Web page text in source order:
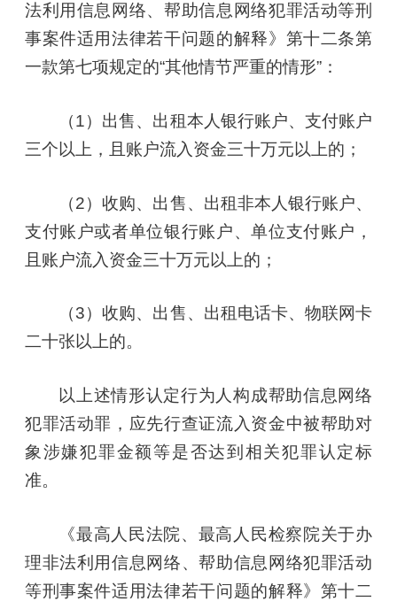
法利用信息网络、帮助信息网络犯罪活动等刑
事案件适用法律若干问题的解释》第十二条第
一款第七项规定的“其他情节严重的情形”：
（1）出售、出租本人银行账户、支付账户
三个以上，且账户流入资金三十万元以上的；
（2）收购、出售、出租非本人银行账户、
支付账户或者单位银行账户、单位支付账户，
且账户流入资金三十万元以上的；
（3）收购、出售、出租电话卡、物联网卡
二十张以上的。
以上述情形认定行为人构成帮助信息网络
犯罪活动罪，应先行查证流入资金中被帮助对
象涉嫌犯罪金额等是否达到相关犯罪认定标
准。
《最高人民法院、最高人民检察院关于办
理非法利用信息网络、帮助信息网络犯罪活动
等刑事案件适用法律若干问题的解释》第十二